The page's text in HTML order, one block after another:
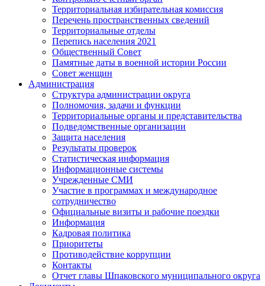
Территориальная избирательная комиссия
Перечень пространственных сведений
Территориальные отделы
Перепись населения 2021
Общественный Совет
Памятные даты в военной истории России
Совет женщин
Администрация
Структура администрации округа
Полномочия, задачи и функции
Территориальные органы и представительства
Подведомственные организации
Защита населения
Результаты проверок
Статистическая информация
Информационные системы
Учрежденные СМИ
Участие в программах и международное
сотрудничество
Официальные визиты и рабочие поездки
Информация
Кадровая политика
Приоритеты
Противодействие коррупции
Контакты
Отчет главы Шпаковского муниципального округа